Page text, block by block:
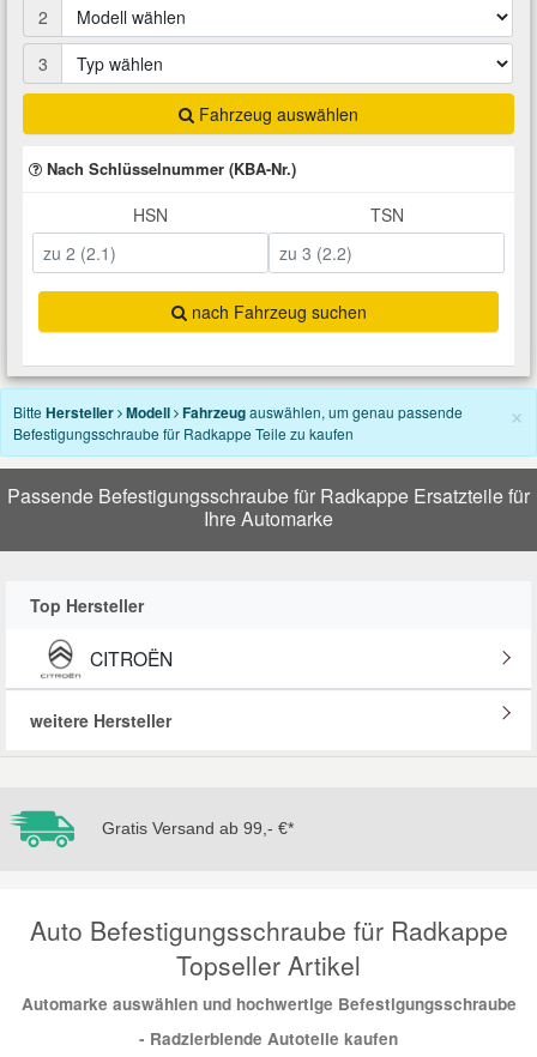
2
3
Fahrzeug auswählen
Nach Schlüsselnummer (KBA-Nr.)
HSN TSN
nach Fahrzeug suchen
×
Bitte Hersteller Modell Fahrzeugauswählen, um genau passende
Befestigungsschraube für Radkappe Teile zu kaufen
Passende Befestigungsschraube für Radkappe Ersatzteile für
Ihre Automarke
Top Hersteller
CITROËN
weitere Hersteller
Gratis Versand ab 99,- €*
Auto Befestigungsschraube für Radkappe
Topseller Artikel
Automarke auswählen und hochwertige Befestigungsschraube
- Radzierblende Autoteile kaufen
Heizung und Klimaanlage
Kraftstoffsystem
Kühlung
Lenkung
Motor
Karosserieteile
Räder und Reifen
Scheibenreinigung
Zündanlage und Glühanlage
Montage
Reiniger
Rostlöser
Scheibenkleber
Schmiermittel
Total Motoröle
Druckluft Werkzeuge
Fahrwerk Werkzeuge
Halterung Abgasstrang
Handwerkzeuge
Kfz Spezialwerkzeuge
Leitungsverbinder
Motortechnik Werkzeuge
Prüf- und Messwerkzeuge
Glühlampen
Kfz-Pflege
Kofferraumwanne
Ladetechnik für Elektroautos
Marderschutz
Nachrüstwischer
Pannenhilfe
Reifen Zubehör
Winter-Autozubehör
VW Ersatzteile
Abarth Ersatzteile
Alfa Romeo Ersatzteile
Audi Ersatzteile
BMW Ersatzteile
Chevrolet Ersatzteile
Chrysler Ersatzteile
Cupra Ersatzteile
Daihatsu Ersatzteile
Dodge Ersatzteile
Hyundai Ersatzteile
Jeep Ersatzteile